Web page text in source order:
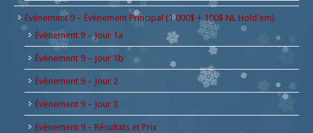
Évènement 9 – Évènement Principal (1 000$ + 100$ NL Hold'em)
Évènement 9 – Jour 1a
Évènement 9 – Jour 1b
Évènement 9 – Jour 2
Évènement 9 – Jour 3
Évènement 9 – Résultats et Prix